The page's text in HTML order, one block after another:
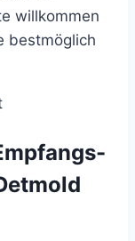
willkommen
bestmöglich